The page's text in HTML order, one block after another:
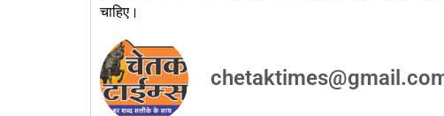
चाहिए।